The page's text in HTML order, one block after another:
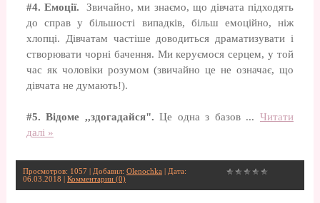
#4. Емоції. Звичайно, ми знаємо, що дівчата підходять
до справ у більшості випадків, більш емоційно, ніж
хлопці. Дівчатам частіше доводиться драматизувати і
створювати чорні бачення. Ми керуємося серцем, у той
час як чоловіки розумом (звичайно це не означає, що
дівчата не думають!).
#5. Відоме ,,здогадайся". Це одна з базов ... Читати
далі »
Просмотров: 1057 | Добавил: Olenochka | Дата:
06.03.2018
Комментарии (0)